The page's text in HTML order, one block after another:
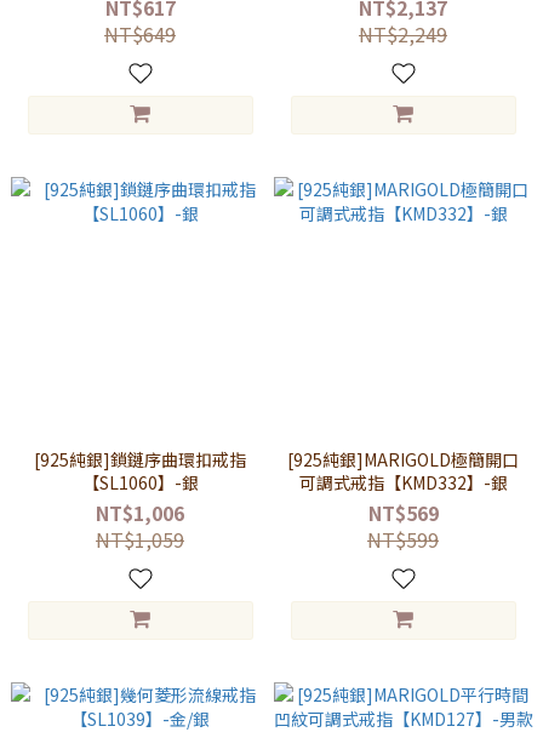
NT$617
NT$649
NT$2,137
NT$2,249
[925純銀]鎖鏈序曲環扣戒指
【SL1060】-銀
NT$1,006
NT$1,059
[925純銀]MARIGOLD極簡開口
可調式戒指【KMD332】-銀
NT$569
NT$599